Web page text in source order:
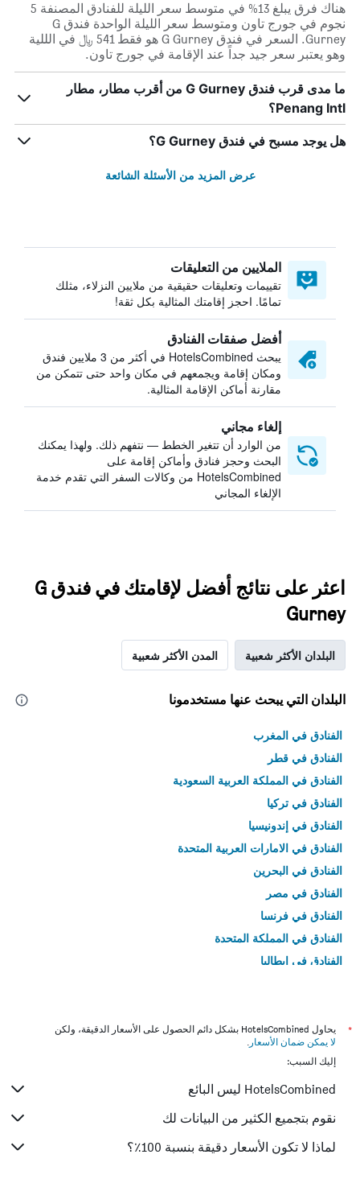
هناك فرق يبلغ 13% في متوسط ​​سعر الليلة للفنادق المصنفة 5
نجوم في جورج تاون ومتوسط ​​سعر الليلة الواحدة فندق G
Gurney. السعر في فندق G Gurney هو فقط 541 ﷼ في الللية
وهو يعتبر سعر جيد جداً عند الإقامة في جورج تاون.
ما مدى قرب فندق G Gurney من أقرب مطار، مطار
Penang Intl؟
هل يوجد مسبح في فندق G Gurney؟
عرض المزيد من الأسئلة الشائعة
الملايين من التعليقات
تقييمات وتعليقات حقيقية من ملايين النزلاء، مثلك
تمامًا. احجز إقامتك المثالية بكل ثقة!
أفضل صفقات الفنادق
يبحث HotelsCombined في أكثر من 3 ملايين فندق
ومكان إقامة ويجمعهم في مكان واحد حتى تتمكن من
مقارنة أماكن الإقامة المثالية.
إلغاء مجاني
من الوارد أن تتغير الخطط — نتفهم ذلك. ولهذا يمكنك
البحث وحجز فنادق وأماكن إقامة على
HotelsCombined من وكالات السفر التي تقدم خدمة
الإلغاء المجاني
اعثر على نتائج أفضل لإقامتك في فندق G
Gurney
البلدان الأكثر شعبية المدن الأكثر شعبية
البلدان التي يبحث عنها مستخدمونا
الفنادق في المغرب
الفنادق في قطر
الفنادق في المملكة العربية السعودية
الفنادق في تركيا
الفنادق في إندونيسيا
الفنادق في الامارات العربية المتحدة
الفنادق في البحرين
الفنادق في مصر
الفنادق في فرنسا
الفنادق في المملكة المتحدة
الفنادق في إيطاليا
*
يحاول HotelsCombined بشكل دائم الحصول على الأسعار الدقيقة، ولكن
لا يمكن ضمان الأسعار .
إليك السبب:
HotelsCombined ليس البائع
نقوم بتجميع الكثير من البيانات لك
لماذا لا تكون الأسعار دقيقة بنسبة 100٪؟